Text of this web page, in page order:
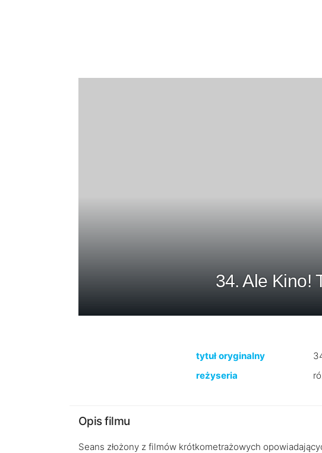
34. Ale Kino!
tytuł oryginalny
reżyseria
Opis filmu
Seans złożony z filmów krótkometrażowych